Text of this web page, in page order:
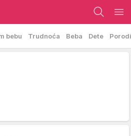
bebu Trudnoća Beba Dete